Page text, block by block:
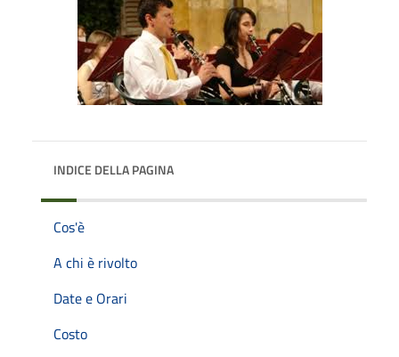
INDICE DELLA PAGINA
Cos'è
A chi è rivolto
Date e Orari
Costo